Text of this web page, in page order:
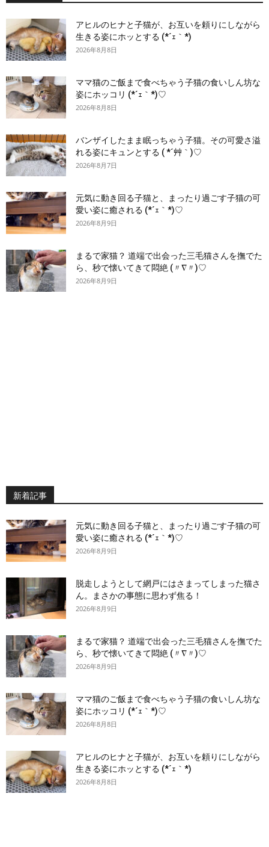
アヒルのヒナと子猫が、お互いを頼りにしながら
生きる姿にホッとする (*´ｪ｀*)
2026年8月8日
ママ猫のご飯まで食べちゃう子猫の食いしん坊な
姿にホッコリ (*´ｪ｀*)♡
2026年8月8日
バンザイしたまま眠っちゃう子猫。その可愛さ溢
れる姿にキュンとする ( *´艸｀)♡
2026年8月7日
元気に動き回る子猫と、まったり過ごす子猫の可
愛い姿に癒される (*´ｪ｀*)♡
2026年8月9日
まるで家猫？ 道端で出会った三毛猫さんを撫でた
ら、秒で懐いてきて悶絶 (〃∇〃)♡
2026年8月9日
新着記事
元気に動き回る子猫と、まったり過ごす子猫の可
愛い姿に癒される (*´ｪ｀*)♡
2026年8月9日
脱走しようとして網戸にはさまってしまった猫さ
ん。まさかの事態に思わず焦る！
2026年8月9日
まるで家猫？ 道端で出会った三毛猫さんを撫でた
ら、秒で懐いてきて悶絶 (〃∇〃)♡
2026年8月9日
ママ猫のご飯まで食べちゃう子猫の食いしん坊な
姿にホッコリ (*´ｪ｀*)♡
2026年8月8日
アヒルのヒナと子猫が、お互いを頼りにしながら
生きる姿にホッとする (*´ｪ｀*)
2026年8月8日